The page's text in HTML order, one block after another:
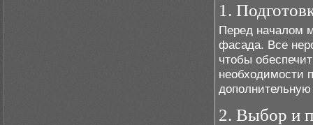
1.
Перед началом
фасада. Все
чтобы
необходимости
дополнительную
2. Выбор и